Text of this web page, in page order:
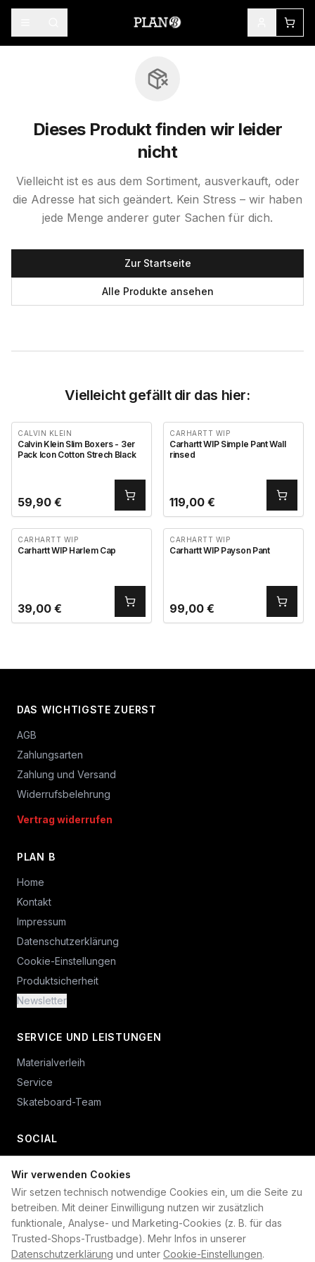
Wir verwenden Cookies
Wir setzen technisch notwendige Cookies ein, um die Seite zu
betreiben. Mit deiner Einwilligung nutzen wir zusätzlich
funktionale, Analyse- und Marketing-Cookies (z. B. für das
Trusted-Shops-Trustbadge). Mehr Infos in unserer
Datenschutzerklärung und unter Cookie-Einstellungen.
Dieses Produkt finden wir leider
nicht
Vielleicht ist es aus dem Sortiment, ausverkauft, oder
die Adresse hat sich geändert. Kein Stress – wir haben
jede Menge anderer guter Sachen für dich.
Zur Startseite
Alle Produkte ansehen
Vielleicht gefällt dir das hier:
CALVIN KLEIN
Calvin Klein Slim Boxers - 3er
Pack Icon Cotton Strech Black
59,90 €
CARHARTT WIP
Carhartt WIP Simple Pant Wall
rinsed
119,00 €
CARHARTT WIP
Carhartt WIP Harlem Cap
39,00 €
CARHARTT WIP
Carhartt WIP Payson Pant
99,00 €
DAS WICHTIGSTE ZUERST
AGB
Zahlungsarten
Zahlung und Versand
Widerrufsbelehrung
Vertrag widerrufen
PLAN B
Home
Kontakt
Impressum
Datenschutzerklärung
Cookie-Einstellungen
Produktsicherheit
Newsletter
SERVICE UND LEISTUNGEN
Materialverleih
Service
Skateboard-Team
SOCIAL
+49 234 687 00 38
shop@plan-b-funsport.de
Sichere Zahlung mit: